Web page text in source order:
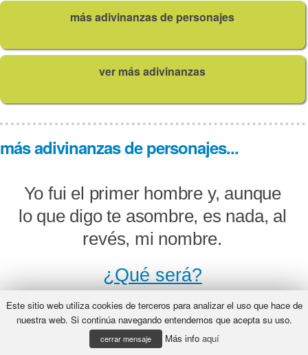
más adivinanzas de personajes
ver más adivinanzas
más adivinanzas de personajes...
Yo fui el primer hombre y, aunque
lo que digo te asombre, es nada, al
revés, mi nombre.
¿Qué será?
Tiene nombre de joyero, menudo,
Este sitio web utiliza cookies de terceros para analizar el uso que hace de
nuestra web. Si continúa navegando entendemos que acepta su uso.
cerrar mensaje Más info aquí